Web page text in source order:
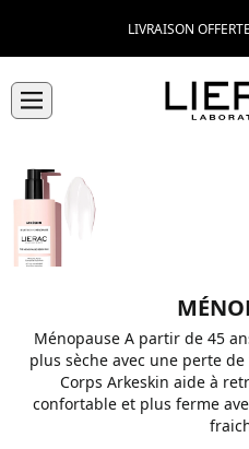
LIVRAISON
Ménopause A partir de 45
plus sèche avec une perte
Corps Arkeskin aide à
confortable et plus ferme